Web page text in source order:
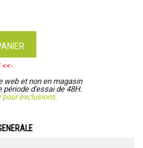
<<-
web et non en magasin
période d'essai de 48H.
pour exclusions.